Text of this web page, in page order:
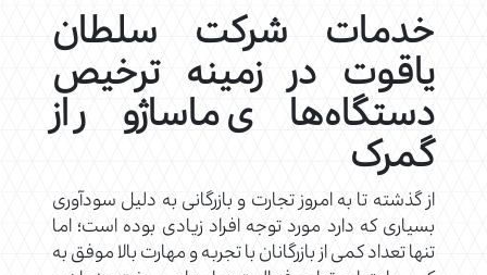
خدمات شرکت سلطان
یاقوت در زمینه ترخیص
دستگاه‌های ماساژور از
گمرک
از گذشته تا به امروز تجارت و بازرگانی به دلیل سودآوری
بسیاری که دارد مورد توجه افراد زیادی بوده است؛ اما
تنها تعداد کمی از بازرگانان با تجربه و مهارت بالا موفق به